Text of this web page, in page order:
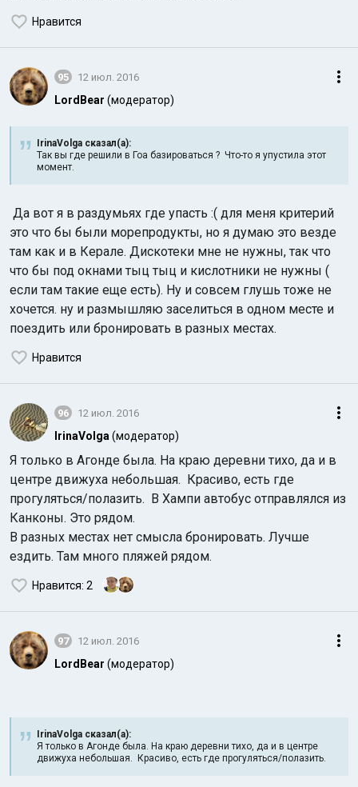
Нравится
95 12 июл. 2016
LordBear (модератор)
IrinaVolga сказал(а):
Так вы где решили в Гоа базироваться ? Что-то я упустила этот
момент.
Да вот я в раздумьях где упасть :( для меня критерий
это что бы были морепродукты, но я думаю это везде
там как и в Керале. Дискотеки мне не нужны, так что
что бы под окнами тыц тыц и кислотники не нужны (
если там такие еще есть). Ну и совсем глушь тоже не
хочется. ну и размышляю заселиться в одном месте и
поездить или бронировать в разных местах.
Нравится
96 12 июл. 2016
IrinaVolga (модератор)
Я только в Агонде была. На краю деревни тихо, да и в
центре движуха небольшая. Красиво, есть где
прогуляться/полазить. В Хампи автобус отправлялся из
Канконы. Это рядом.
В разных местах нет смысла бронировать. Лучше
ездить. Там много пляжей рядом.
Нравится: 2
97 12 июл. 2016
LordBear (модератор)
IrinaVolga сказал(а):
Я только в Агонде была. На краю деревни тихо, да и в центре
движуха небольшая. Красиво, есть где прогуляться/полазить.